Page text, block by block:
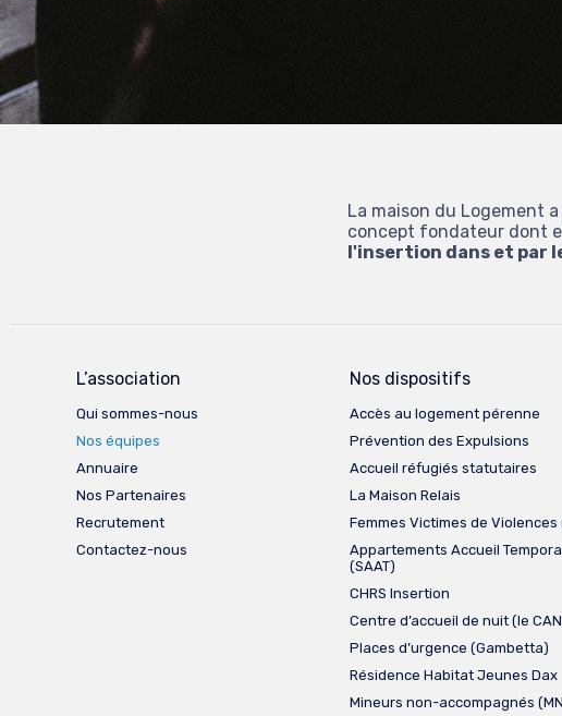
La maison du Logement
concept fondateur dont
l'insertion dans et par
L’association
Qui sommes-nous
Nos équipes
Annuaire
Nos Partenaires
Recrutement
Contactez-nous
Nos dispositifs
Accès au logement pérenne
Prévention des Expulsions
Accueil réfugiés statutaires
La Maison Relais
Femmes Victimes de Violences
Appartements Accueil
(SAAT)
CHRS Insertion
Centre d’accueil de nuit (le
Places d’urgence (Gambetta)
Résidence Habitat Jeunes Dax
Mineurs non-accompagnés